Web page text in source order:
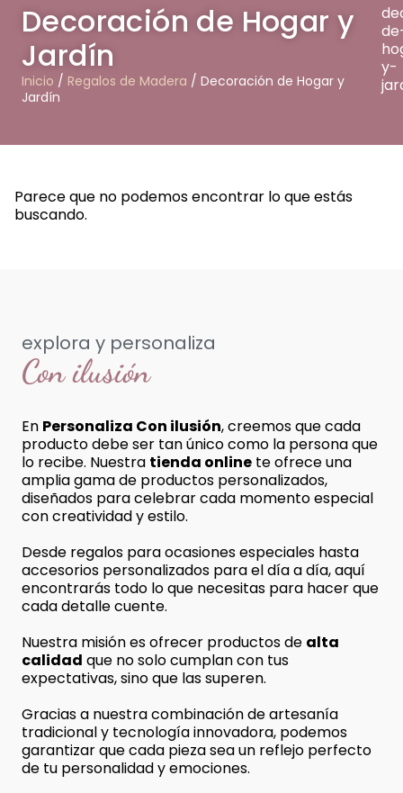
Decoración de Hogar y
Jardín
Inicio / Regalos de Madera / Decoración de Hogar y
Jardín
y-
Parece que no podemos encontrar lo que estás
buscando.
explora y personaliza
Con ilusión
En Personaliza Con ilusión, creemos que cada
producto debe ser tan único como la persona que
lo recibe. Nuestra tienda online te ofrece una
amplia gama de productos personalizados,
diseñados para celebrar cada momento especial
con creatividad y estilo.
Desde regalos para ocasiones especiales hasta
accesorios personalizados para el día a día, aquí
encontrarás todo lo que necesitas para hacer que
cada detalle cuente.
Nuestra misión es ofrecer productos de alta
calidad que no solo cumplan con tus
expectativas, sino que las superen.
Gracias a nuestra combinación de artesanía
tradicional y tecnología innovadora, podemos
garantizar que cada pieza sea un reflejo perfecto
de tu personalidad y emociones.